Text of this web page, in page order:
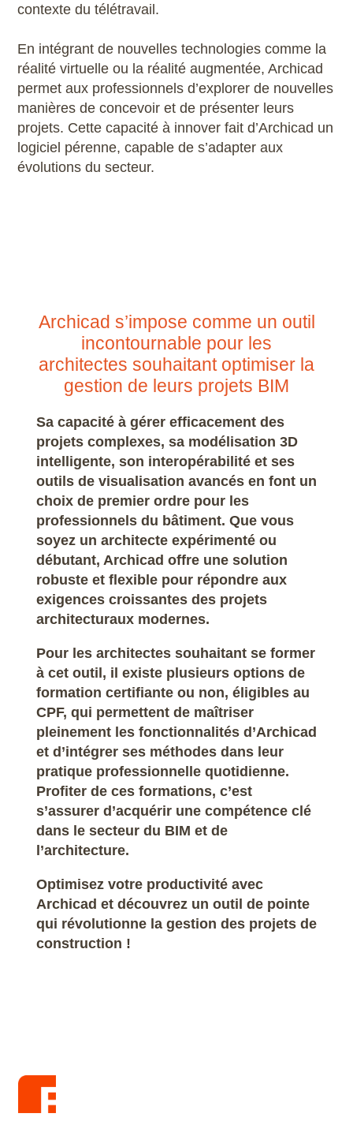
contexte du télétravail.
En intégrant de nouvelles technologies comme la
réalité virtuelle ou la réalité augmentée, Archicad
permet aux professionnels d’explorer de nouvelles
manières de concevoir et de présenter leurs
projets. Cette capacité à innover fait d’Archicad un
logiciel pérenne, capable de s’adapter aux
évolutions du secteur.
Archicad s’impose comme un outil
incontournable pour les
architectes souhaitant optimiser la
gestion de leurs projets BIM
Sa capacité à gérer efficacement des
projets complexes, sa modélisation 3D
intelligente, son interopérabilité et ses
outils de visualisation avancés en font un
choix de premier ordre pour les
professionnels du bâtiment. Que vous
soyez un architecte expérimenté ou
débutant, Archicad offre une solution
robuste et flexible pour répondre aux
exigences croissantes des projets
architecturaux modernes.
Pour les architectes souhaitant se former
à cet outil, il existe plusieurs options de
formation certifiante ou non, éligibles au
CPF, qui permettent de maîtriser
pleinement les fonctionnalités d’Archicad
et d’intégrer ses méthodes dans leur
pratique professionnelle quotidienne.
Profiter de ces formations, c’est
s’assurer d’acquérir une compétence clé
dans le secteur du BIM et de
l’architecture.
Optimisez votre productivité avec
Archicad et découvrez un outil de pointe
qui révolutionne la gestion des projets de
construction !